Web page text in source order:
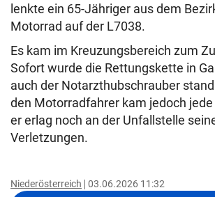
lenkte ein 65-Jähriger aus dem
Motorrad auf der L7038.
Es kam im Kreuzungsbereich zum
Sofort wurde die Rettungskette in
auch der Notarzthubschrauber
den Motorradfahrer kam jedoch
er erlag noch an der Unfallstelle
Verletzungen.
Niederösterreich 03.06.2026 11:32